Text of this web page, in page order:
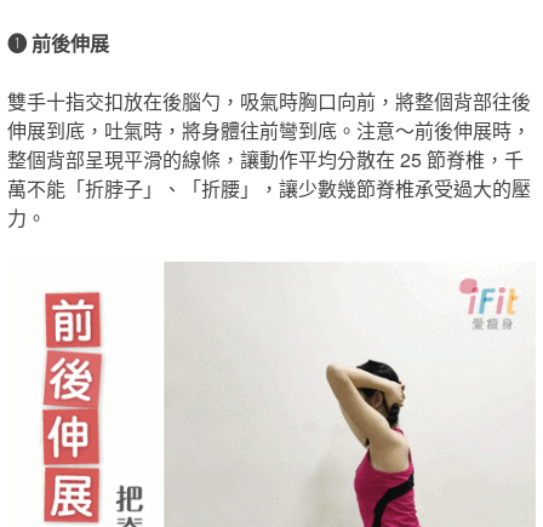
❶ 前後伸展
雙手十指交扣放在後腦勺，吸氣時胸口向前，將整個背部往後
伸展到底，吐氣時，將身體往前彎到底。注意～前後伸展時，
整個背部呈現平滑的線條，讓動作平均分散在 25 節脊椎，千
萬不能「折脖子」、「折腰」，讓少數幾節脊椎承受過大的壓
力。